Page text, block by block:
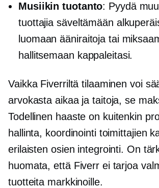
Musiikin tuotanto: Pyydä
tuottajia säveltämään
luomaan ääniraitoja tai
hallitsemaan kappaleitasi.
Vaikka Fiverriltä tilaaminen voi
arvokasta aikaa ja taitoja, se
Todellinen haaste on kuitenkin
hallinta, koordinointi toimittajien
erilaisten osien integrointi. On
huomata, että Fiverr ei tarjoa
tuotteita markkinoille.